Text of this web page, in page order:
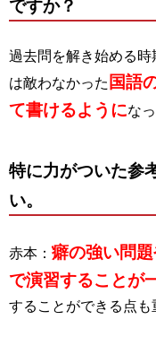
ですか？
過去問を解き始める
は敵わなかった 国語
て書けるようにな
特に力がついた参
い。
赤本： 癖の強い問
で演習することが
することができる点も